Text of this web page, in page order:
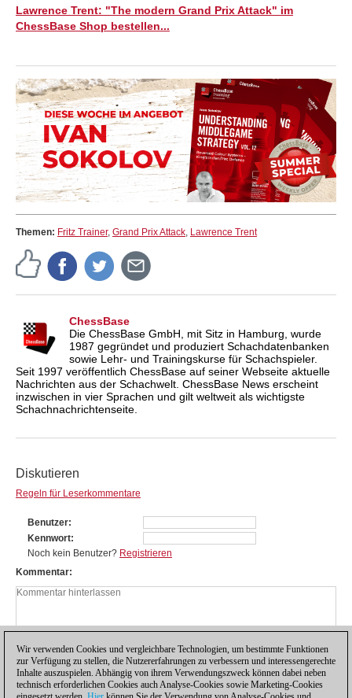
Lawrence Trent: "The modern Grand Prix Attack" im
ChessBase Shop bestellen...
Themen: Fritz Trainer, Grand Prix Attack, Lawrence Trent
ChessBase
Die ChessBase GmbH, mit Sitz in Hamburg, wurde
1987 gegründet und produziert Schachdatenbanken
sowie Lehr- und Trainingskurse für Schachspieler.
Seit 1997 veröffentlich ChessBase auf seiner Webseite aktuelle
Nachrichten aus der Schachwelt. ChessBase News erscheint
inzwischen in vier Sprachen und gilt weltweit als wichtigste
Schachnachrichtenseite.
Diskutieren
Regeln für Leserkommentare
Benutzer
Kennwort
Noch kein Benutzer? Registrieren
Kommentar
Wir verwenden Cookies und vergleichbare Technologien, um bestimmte Funktionen
zur Verfügung zu stellen, die Nutzererfahrungen zu verbessern und interessengerechte
Inhalte auszuspielen. Abhängig von ihrem Verwendungszweck können dabei neben
technisch erforderlichen Cookies auch Analyse-Cookies sowie Marketing-Cookies